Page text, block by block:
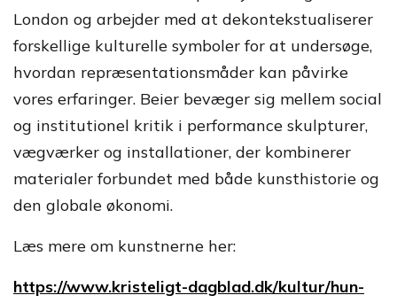
London og arbejder med at dekontekstualiserer
forskellige kulturelle symboler for at undersøge,
hvordan repræsentationsmåder kan påvirke
vores erfaringer. Beier bevæger sig mellem social
og institutionel kritik i performance skulpturer,
vægværker og installationer, der kombinerer
materialer forbundet med både kunsthistorie og
den globale økonomi.
Læs mere om kunstnerne her:
https://www.kristeligt-dagblad.dk/kultur/hun-